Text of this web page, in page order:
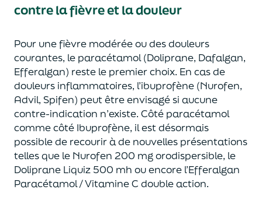
contre la fièvre et la douleur
Pour une fièvre modérée ou des douleurs
courantes, le paracétamol (Doliprane, Dafalgan,
Efferalgan) reste le premier choix. En cas de
douleurs inflammatoires, l’ibuprofène (Nurofen,
Advil, Spifen) peut être envisagé si aucune
contre-indication n’existe. Côté paracétamol
comme côté Ibuprofène, il est désormais
possible de recourir à de nouvelles présentations
telles que le Nurofen 200 mg orodispersible, le
Doliprane Liquiz 500 mh ou encore l’Efferalgan
Paracétamol / Vitamine C double action.